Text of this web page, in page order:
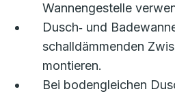
Wannengestelle
Dusch‑ und
schalldämmenden
montieren.
Bei bodengleichen